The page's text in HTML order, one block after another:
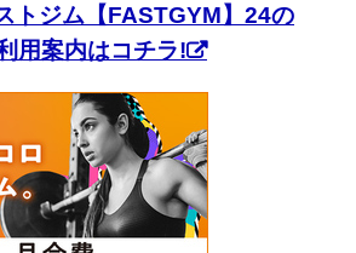
トジム【FASTGYM】24の
用案内はコチラ!